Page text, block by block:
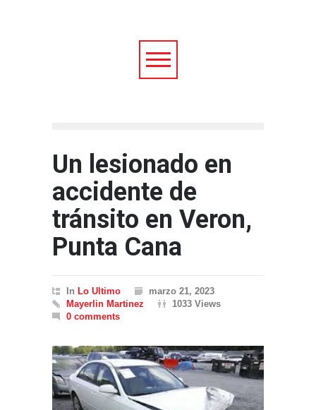
Un lesionado en
accidente de
tránsito en Veron,
Punta Cana
In Lo Ultimo
marzo 21, 2023
Mayerlin Martinez
1033 Views
0 comments